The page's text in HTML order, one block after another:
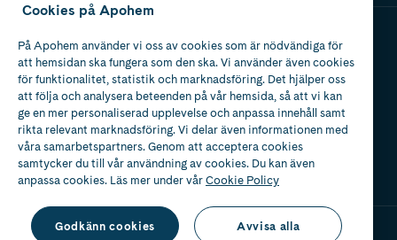
Apotek med tillstånd
av Läkemedelsverket
Cookies på Apohem
På Apohem använder vi oss av cookies som är nödvändiga för
att hemsidan ska fungera som den ska. Vi använder även cookies
för funktionalitet, statistik och marknadsföring. Det hjälper oss
att följa och analysera beteenden på vår hemsida, så att vi kan
ge en mer personaliserad upplevelse och anpassa innehåll samt
rikta relevant marknadsföring. Vi delar även informationen med
våra samarbetspartners. Genom att acceptera cookies
samtycker du till vår användning av cookies. Du kan även
anpassa cookies. Läs mer under vårCookie Policy
Godkänn cookies Avvisa alla